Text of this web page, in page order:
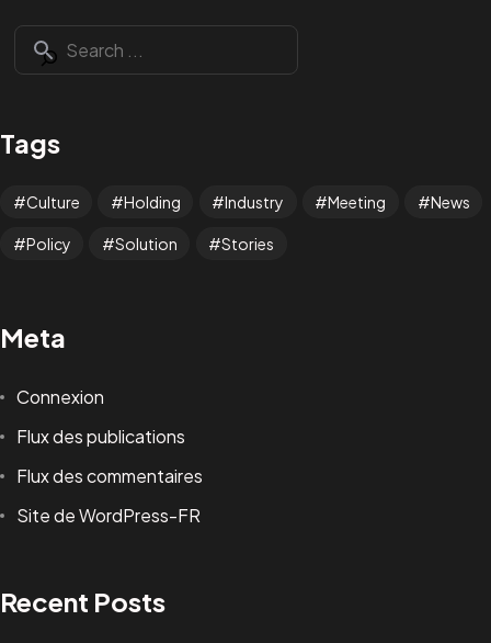
Tags
Culture Holding Industry Meeting News
Policy Solution Stories
Meta
Connexion
Flux des publications
Flux des commentaires
Site de WordPress-FR
Recent Posts
Infoline